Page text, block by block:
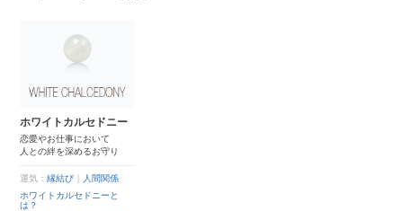
ホワイトカルセドニー
恋愛やお仕事において
人との絆を深めるお守り
運気：縁結び
人間関係
ホワイトカルセドニーと
は？